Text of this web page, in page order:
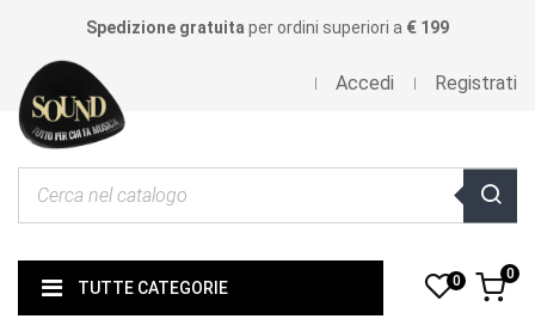
Spedizione gratuita per ordini superiori a € 199
Accedi Registrati
TUTTE CATEGORIE 0 0